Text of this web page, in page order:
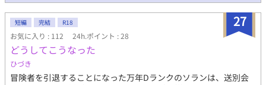
27
短編 完結 R18
お気に入り : 112 24h.ポイント : 28
どうしてこうなった
ひづき
冒険者を引退することになった万年Dランクのソランは、送別会